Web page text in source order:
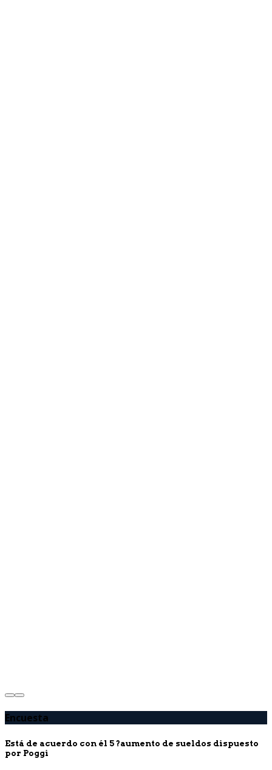
Encuesta
Está de acuerdo con él 5 ?aumento de sueldos dispuesto
por Poggi